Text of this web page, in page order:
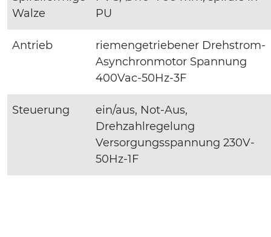
Walze
PU
Antrieb
riemengetriebener Drehstrom-
Asynchronmotor Spannung
400Vac-50Hz-3F
Steuerung
ein/aus, Not-Aus,
Drehzahlregelung
Versorgungsspannung 230V-
50Hz-1F